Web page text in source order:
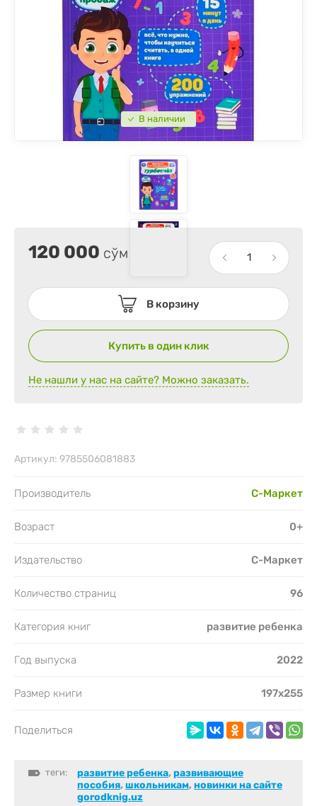
В наличии
120 000 сўм
В корзину
Купить в один клик
Не нашли у нас на сайте? Можно заказать.
Артикул: 9785506081883
Производитель С-Маркет
Возраст 0+
Издательство С-Маркет
Количество страниц 96
Категория книг развитие ребенка
Год выпуска 2022
Размер книги 197x255
Поделиться
теги: развитие ребенка, развивающие
пособия, школьникам, новинки на сайте
gorodknig.uz